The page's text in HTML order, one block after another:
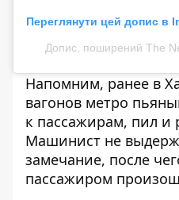
Переглянути цей допис в
Допис, поширений The
Напомним, ранее в
вагонов метро
к пассажирам, пил и
Машинист не
замечание, после
пассажиром